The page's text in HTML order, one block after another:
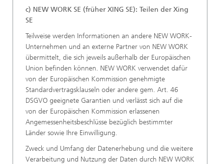
c) NEW WORK SE (früher XING SE): Teilen der Xing
SE
Teilweise werden Informationen an andere NEW WORK-
Unternehmen und an externe Partner von NEW WORK
übermittelt, die sich jeweils außerhalb der Europäischen
Union befinden können. NEW WORK verwendet dafür
von der Europäischen Kommission genehmigte
Standardvertragsklauseln oder andere gem. Art. 46
DSGVO geeignete Garantien und verlässt sich auf die
von der Europäischen Kommission erlassenen
Angemessenheitsbeschlüsse bezüglich bestimmter
Länder sowie Ihre Einwilligung.
Zweck und Umfang der Datenerhebung und die weitere
Verarbeitung und Nutzung der Daten durch NEW WORK